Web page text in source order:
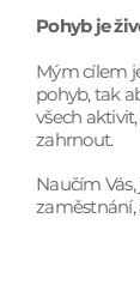
Pohyb je
Mým cílem
pohyb, tak
všech
zahrnout.
Naučím
zaměstnání,